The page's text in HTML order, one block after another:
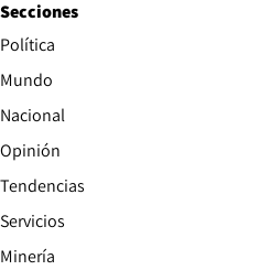
Secciones
Política
Mundo
Nacional
Opinión
Tendencias
Servicios
Minería